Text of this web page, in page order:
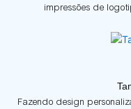
impressões de
Fazendo design